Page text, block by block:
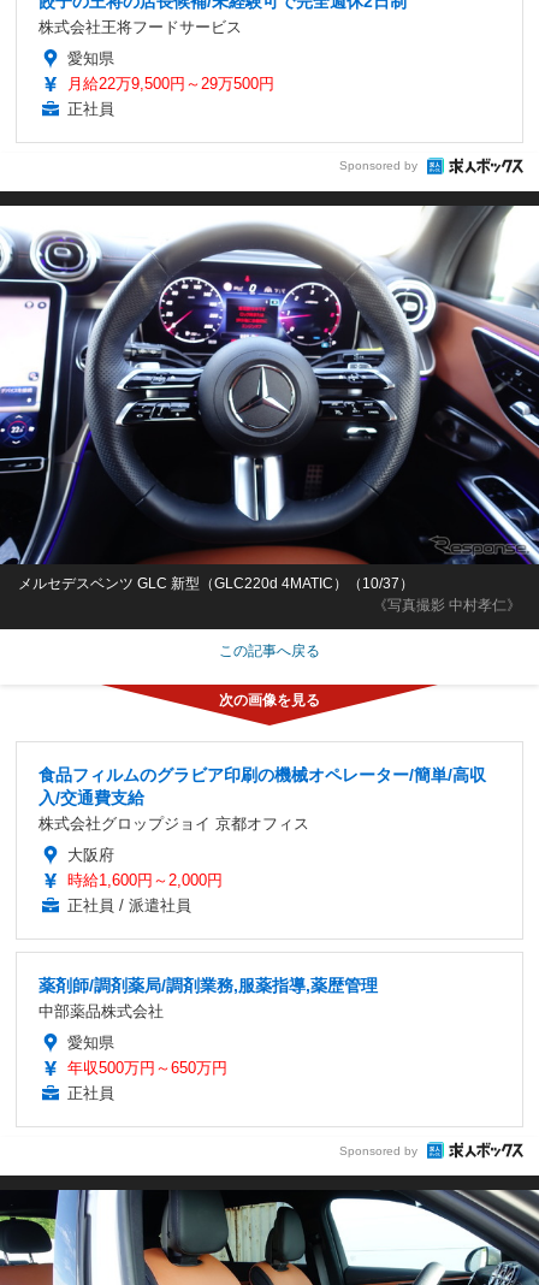
株式会社王将フードサービス
愛知県
月給22万9,500円～29万500円
正社員
Sponsored by
《写真撮影 中村孝仁》
メルセデスベンツ GLC 新型（GLC220d 4MATIC）（10/37）
この記事へ戻る
食品フィルムのグラビア印刷の機械オペレーター/簡単/高収
入/交通費支給
株式会社グロップジョイ 京都オフィス
大阪府
時給1,600円～2,000円
正社員 / 派遣社員
薬剤師/調剤薬局/調剤業務,服薬指導,薬歴管理
中部薬品株式会社
愛知県
年収500万円～650万円
正社員
Sponsored by